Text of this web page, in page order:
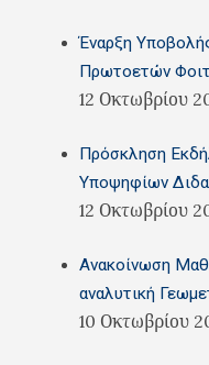
Έναρξη
Πρωτοετών
12 Οκτωβρίου
Πρόσκληση
Υποψηφίων
12 Οκτωβρίου
Ανακοίνωση
αναλυτική
10 Οκτωβρίου